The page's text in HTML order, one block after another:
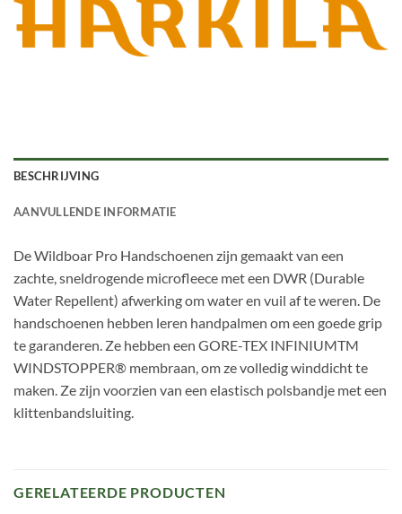
BESCHRIJVING
AANVULLENDE INFORMATIE
De Wildboar Pro Handschoenen zijn gemaakt van een
zachte, sneldrogende microfleece met een DWR (Durable
Water Repellent) afwerking om water en vuil af te weren. De
handschoenen hebben leren handpalmen om een goede grip
te garanderen. Ze hebben een GORE-TEX INFINIUMTM
WINDSTOPPER® membraan, om ze volledig winddicht te
maken. Ze zijn voorzien van een elastisch polsbandje met een
klittenbandsluiting.
GERELATEERDE PRODUCTEN